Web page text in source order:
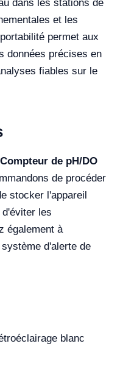
dans les stations de
et les
permet aux
données précises en
fiables sur le
Compteur de pH/DO
de procéder
stocker l'appareil
les
également à
d'alerte de
blanc